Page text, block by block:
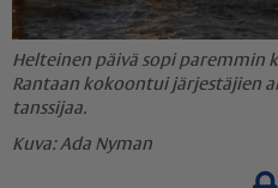
Helteinen päivä sopi paremmin
Rantaan kokoontui järjestäjien
tanssijaa.
Ada Nyman